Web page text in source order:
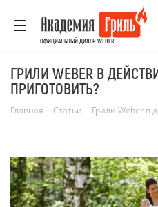
ОФИЦИАЛЬНЫЙ ДИЛЕР WEBER
ГРИЛИ WEBER В
ПРИГОТОВИТЬ?
Главная - Статьи - Грили Weber в